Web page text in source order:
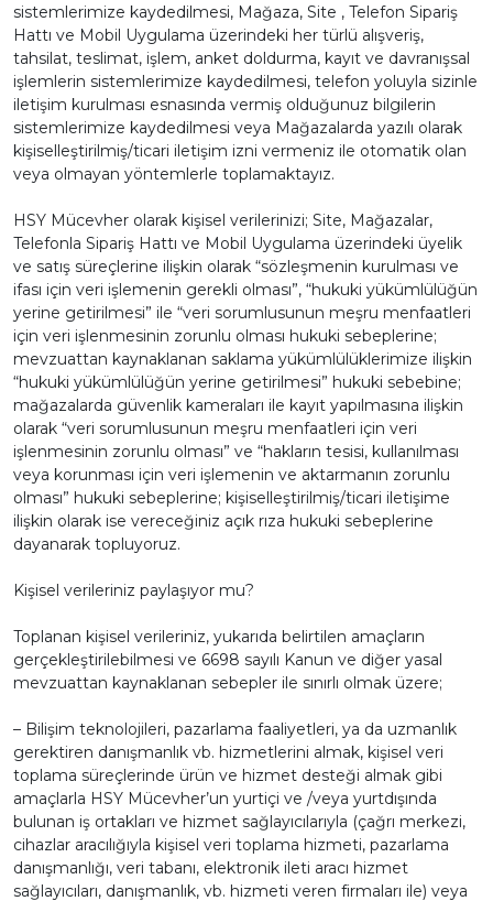
sistemlerimize kaydedilmesi, Mağaza, Site , Telefon Sipariş
Hattı ve Mobil Uygulama üzerindeki her türlü alışveriş,
tahsilat, teslimat, işlem, anket doldurma, kayıt ve davranışsal
işlemlerin sistemlerimize kaydedilmesi, telefon yoluyla sizinle
iletişim kurulması esnasında vermiş olduğunuz bilgilerin
sistemlerimize kaydedilmesi veya Mağazalarda yazılı olarak
kişiselleştirilmiş/ticari iletişim izni vermeniz ile otomatik olan
veya olmayan yöntemlerle toplamaktayız.
HSY Mücevher olarak kişisel verilerinizi; Site, Mağazalar,
Telefonla Sipariş Hattı ve Mobil Uygulama üzerindeki üyelik
ve satış süreçlerine ilişkin olarak “sözleşmenin kurulması ve
ifası için veri işlemenin gerekli olması”, “hukuki yükümlülüğün
yerine getirilmesi” ile “veri sorumlusunun meşru menfaatleri
için veri işlenmesinin zorunlu olması hukuki sebeplerine;
mevzuattan kaynaklanan saklama yükümlülüklerimize ilişkin
“hukuki yükümlülüğün yerine getirilmesi” hukuki sebebine;
mağazalarda güvenlik kameraları ile kayıt yapılmasına ilişkin
olarak “veri sorumlusunun meşru menfaatleri için veri
işlenmesinin zorunlu olması” ve “hakların tesisi, kullanılması
veya korunması için veri işlemenin ve aktarmanın zorunlu
olması” hukuki sebeplerine; kişiselleştirilmiş/ticari iletişime
ilişkin olarak ise vereceğiniz açık rıza hukuki sebeplerine
dayanarak topluyoruz.
Kişisel verileriniz paylaşıyor mu?
Toplanan kişisel verileriniz, yukarıda belirtilen amaçların
gerçekleştirilebilmesi ve 6698 sayılı Kanun ve diğer yasal
mevzuattan kaynaklanan sebepler ile sınırlı olmak üzere;
– Bilişim teknolojileri, pazarlama faaliyetleri, ya da uzmanlık
gerektiren danışmanlık vb. hizmetlerini almak, kişisel veri
toplama süreçlerinde ürün ve hizmet desteği almak gibi
amaçlarla HSY Mücevher’un yurtiçi ve /veya yurtdışında
bulunan iş ortakları ve hizmet sağlayıcılarıyla (çağrı merkezi,
cihazlar aracılığıyla kişisel veri toplama hizmeti, pazarlama
danışmanlığı, veri tabanı, elektronik ileti aracı hizmet
sağlayıcıları, danışmanlık, vb. hizmeti veren firmaları ile) veya